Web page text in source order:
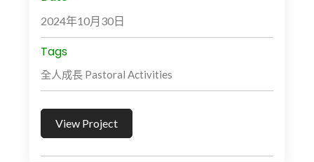
2024年10月30日
Tags
全人成長 Pastoral Activities
View Project